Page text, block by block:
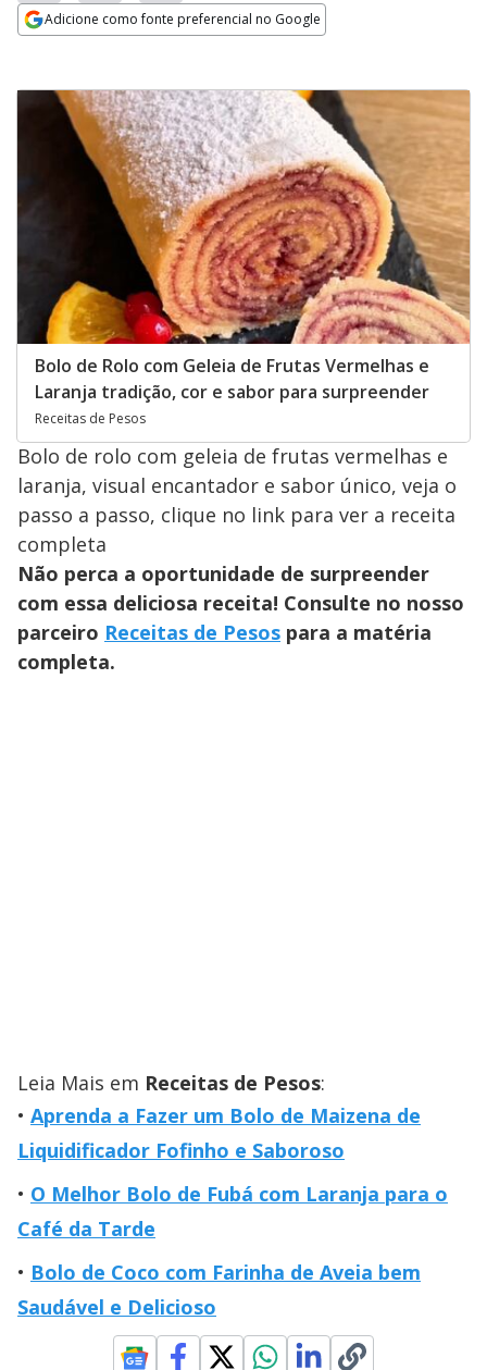
Adicione como fonte preferencial no Google
Bolo de Rolo com Geleia de Frutas Vermelhas e
Laranja tradição, cor e sabor para surpreender
Receitas de Pesos
Bolo de rolo com geleia de frutas vermelhas e
laranja, visual encantador e sabor único, veja o
passo a passo, clique no link para ver a receita
completa
Não perca a oportunidade de surpreender
com essa deliciosa receita! Consulte no nosso
parceiro Receitas de Pesos para a matéria
completa.
Leia Mais em Receitas de Pesos:
Aprenda a Fazer um Bolo de Maizena de
Liquidificador Fofinho e Saboroso
O Melhor Bolo de Fubá com Laranja para o
Café da Tarde
Bolo de Coco com Farinha de Aveia bem
Saudável e Delicioso